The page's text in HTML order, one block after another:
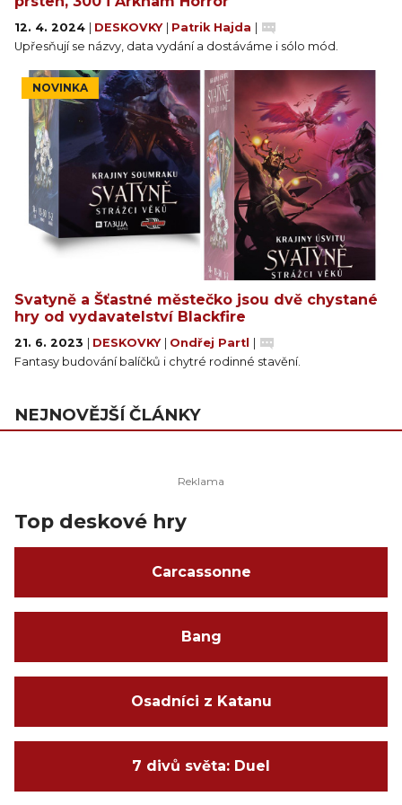
a ponořte se do temného a podivuhodného světa
Elnerthu.
12. 4. 2024 DESKOVKY Patrik Hajda
Upřesňují se názvy, data vydání a dostáváme i sólo mód.
NOVINKA
Svatyně a Šťastné městečko jsou dvě chystané
hry od vydavatelství Blackfire
21. 6. 2023 DESKOVKY Ondřej Partl
Fantasy budování balíčků i chytré rodinné stavění.
NEJNOVĚJŠÍ ČLÁNKY
Top deskové hry
Carcassonne
Bang
Osadníci z Katanu
7 divů světa: Duel